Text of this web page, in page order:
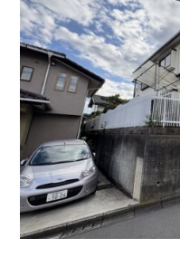
産
購
入・
売
却・
賃
貸・
管
理
｜